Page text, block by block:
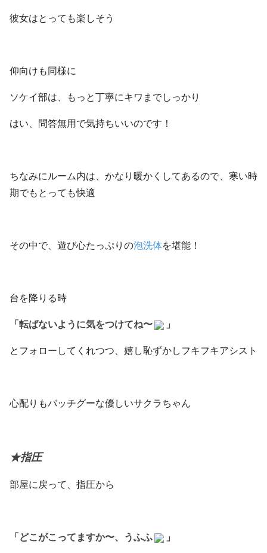
彼女はとっても楽しそう
仰向けも同様に
ソケイ部は、もっと丁寧にキワまでしっかり
はい、問答無用で気持ちいいのです！
ちなみにルーム内は、かなり暖かくしてあるので、寒い時
期でもとっても快適
その中で、遊び心たっぷりの泡洗体を堪能！
台を降りる時
「転ばないように気をつけてね〜 」
とフォローしてくれつつ、嬉し恥ずかしフキフキアシスト
心配りもバッチグーな優しいサクラちゃん
★指圧
部屋に戻って、指圧から
「どこがこってますか〜、うふふ 」